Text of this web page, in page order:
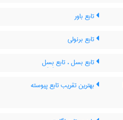
تابع باور
تابع برنولی
تابع بسل ، تابع بِسِل
بهترین تقریب تابع پیوسته